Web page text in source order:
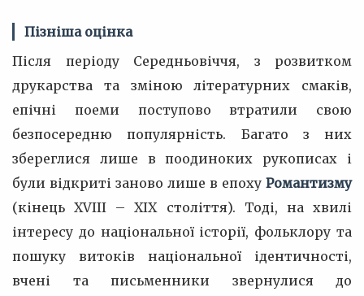
Пізніша оцінка
Після періоду Середньовіччя, з розвитком
друкарства та зміною літературних смаків,
епічні поеми поступово втратили свою
безпосередню популярність. Багато з них
збереглися лише в поодиноких рукописах і
були відкриті заново лише в епоху Романтизму
(кінець XVIII – XIX століття). Тоді, на хвилі
інтересу до національної історії, фольклору та
пошуку витоків національної ідентичності,
вчені та письменники звернулися до